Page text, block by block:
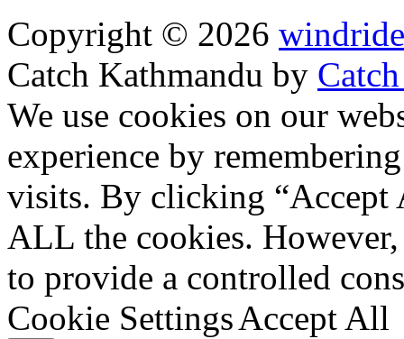
Copyright © 2026
Catch Kathmandu by
Прокрутить
вверх
We use cookies on our
experience by
visits. By clicking “Accept
ALL the cookies.
to provide a controlled
Cookie SettingsAccept All